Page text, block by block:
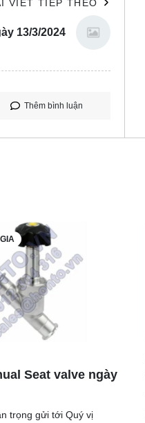
VIẾT TIẾP THEO
13/3/2024
Thêm bình luận
Seat valve ngày
trọng gửi tới Quý vị